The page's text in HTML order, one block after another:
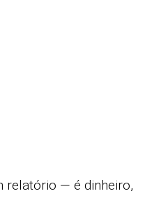
relatório — é dinheiro,